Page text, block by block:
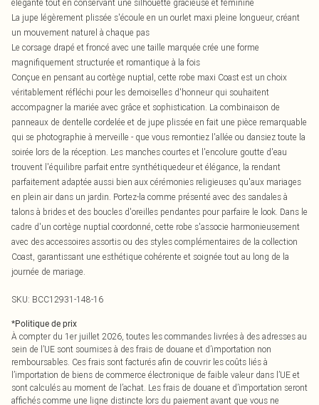
élégante tout en conservant une silhouette gracieuse et féminine
La jupe légèrement plissée s'écoule en un ourlet maxi pleine longueur, créant
un mouvement naturel à chaque pas
Le corsage drapé et froncé avec une taille marquée crée une forme
magnifiquement structurée et romantique à la fois
Conçue en pensant au cortège nuptial, cette robe maxi Coast est un choix
véritablement réfléchi pour les demoiselles d'honneur qui souhaitent
accompagner la mariée avec grâce et sophistication. La combinaison de
panneaux de dentelle cordelée et de jupe plissée en fait une pièce remarquable
qui se photographie à merveille - que vous remontiez l'allée ou dansiez toute la
soirée lors de la réception. Les manches courtes et l'encolure goutte d'eau
trouvent l'équilibre parfait entre synthétiquedeur et élégance, la rendant
parfaitement adaptée aussi bien aux cérémonies religieuses qu'aux mariages
en plein air dans un jardin. Portez-la comme présenté avec des sandales à
talons à brides et des boucles d'oreilles pendantes pour parfaire le look. Dans le
cadre d'un cortège nuptial coordonné, cette robe s'associe harmonieusement
avec des accessoires assortis ou des styles complémentaires de la collection
Coast, garantissant une esthétique cohérente et soignée tout au long de la
journée de mariage.
SKU: BCC12931-148-16
*Politique de prix
À compter du 1er juillet 2026, toutes les commandes livrées à des adresses au
sein de l’UE sont soumises à des frais de douane et d’importation non
remboursables. Ces frais sont facturés afin de couvrir les coûts liés à
l’importation de biens de commerce électronique de faible valeur dans l’UE et
sont calculés au moment de l’achat. Les frais de douane et d’importation seront
affichés comme une ligne distincte lors du paiement avant que vous ne